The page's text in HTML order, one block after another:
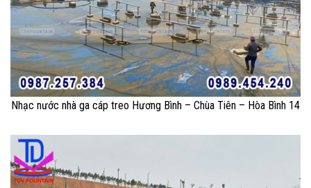
Nhạc nước nhà ga cáp treo Hương Bình – Chùa Tiên – Hòa Bình 14